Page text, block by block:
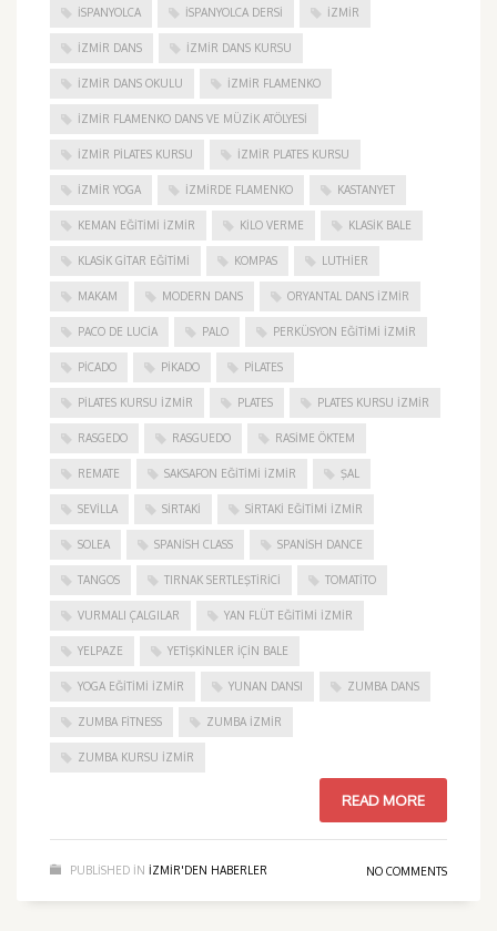
İSPANYOLCA İSPANYOLCA DERSI IZMIR
IZMIR DANS IZMIR DANS KURSU
IZMIR DANS OKULU IZMIR FLAMENKO
İZMIR FLAMENKO DANS VE MÜZIK ATÖLYESI
İZMIR PILATES KURSU İZMIR PLATES KURSU
İZMIR YOGA IZMIRDE FLAMENKO KASTANYET
KEMAN EĞITIMI İZMIR KILO VERME KLASIK BALE
KLASIK GITAR EĞITIMI KOMPAS LUTHIER
MAKAM MODERN DANS ORYANTAL DANS İZMIR
PACO DE LUCIA PALO PERKÜSYON EĞITIMI İZMIR
PICADO PIKADO PILATES
PILATES KURSU İZMIR PLATES PLATES KURSU İZMIR
RASGEDO RASGUEDO RASIME ÖKTEM
REMATE SAKSAFON EĞITIMI İZMIR ŞAL
SEVILLA SIRTAKI SIRTAKI EĞITIMI İZMIR
SOLEA SPANISH CLASS SPANISH DANCE
TANGOS TIRNAK SERTLEŞTIRICI TOMATITO
VURMALI ÇALGILAR YAN FLÜT EĞITIMI İZMIR
YELPAZE YETIŞKINLER IÇIN BALE
YOGA EĞITIMI İZMIR YUNAN DANSI ZUMBA DANS
ZUMBA FITNESS ZUMBA İZMIR
ZUMBA KURSU İZMIR
READ MORE
PUBLISHED IN IZMIR'DEN HABERLER NO COMMENTS